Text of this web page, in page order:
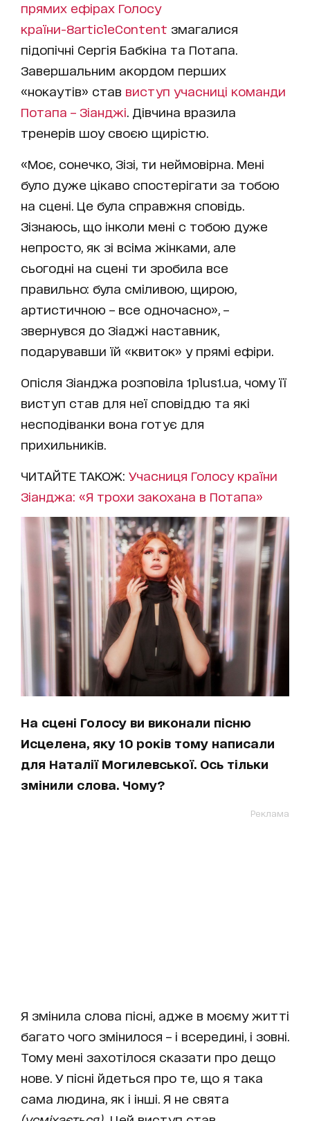
прямих ефірах Голосу
країни-8articleContent змагалися
підопічні Сергія Бабкіна та Потапа.
Завершальним акордом перших
«нокаутів» став виступ учасниці команди
Потапа – Зіанджі . Дівчина вразила
тренерів шоу своєю щирістю.
«Моє, сонечко, Зізі, ти неймовірна. Мені
було дуже цікаво спостерігати за тобою
на сцені. Це була справжня сповідь.
Зізнаюсь, що інколи мені с тобою дуже
непросто, як зі всіма жінками, але
сьогодні на сцені ти зробила все
правильно: була сміливою, щирою,
артистичною – все одночасно», –
звернувся до Зіаджі наставник,
подарувавши їй «квиток» у прямі ефіри.
Опісля Зіанджа розповіла 1plus1.ua, чому її
виступ став для неї сповіддю та які
несподіванки вона готує для
прихильників.
ЧИТАЙТЕ ТАКОЖ: Учасниця Голосу країни
Зіанджа: «Я трохи закохана в Потапа»
На сцені Голосу ви виконали пісню
Исцелена, яку 10 років тому написали
для Наталії Могилевської. Ось тільки
змінили слова. Чому?
Реклама
Я змінила слова пісні, адже в моєму житті
багато чого змінилося – і всередині, і зовні.
Тому мені захотілося сказати про дещо
нове. У пісні йдеться про те, що я така
сама людина, як і інші. Я не свята